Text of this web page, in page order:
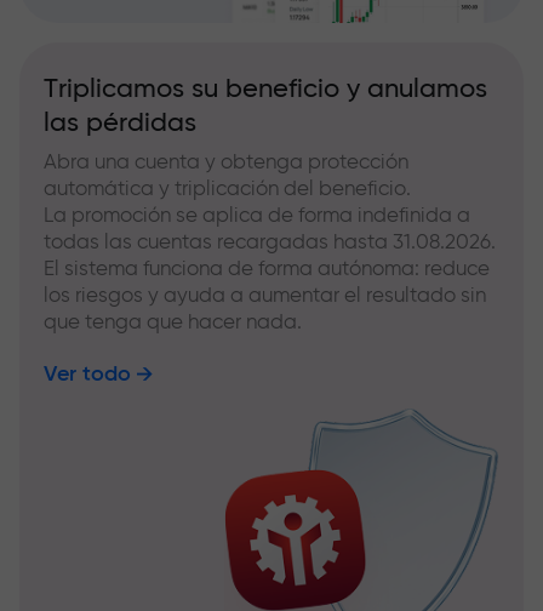
Triplicamos su beneficio y anulamos
las pérdidas
Abra una cuenta y obtenga protección
automática y triplicación del beneficio.
La promoción se aplica de forma indefinida a
todas las cuentas recargadas hasta 31.08.2026.
El sistema funciona de forma autónoma: reduce
los riesgos y ayuda a aumentar el resultado sin
que tenga que hacer nada.
Ver todo